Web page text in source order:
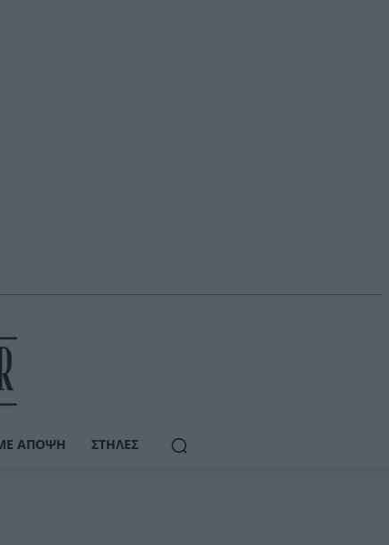
ΆΠΟΨΗ ΣΤΉΛΕΣ